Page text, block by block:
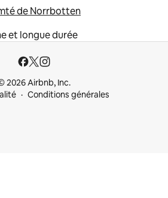
de Norrbotten
et longue durée
2026 Airbnb, Inc.
Conditions générales